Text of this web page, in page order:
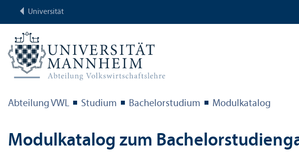
Universität
Abteilung VWL Studium Bachelor­studium Modulkatalog
Modulkatalog zum